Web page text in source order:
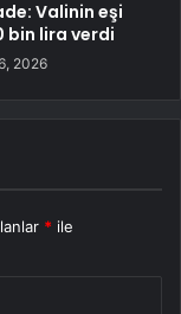
Valinin eşi
bin lira verdi
2026
* ile